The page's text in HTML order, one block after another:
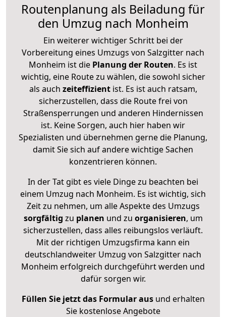
Routenplanung als Beiladung für
den Umzug nach Monheim
Ein weiterer wichtiger Schritt bei der
Vorbereitung eines Umzugs von Salzgitter nach
Monheim ist die Planung der Routen. Es ist
wichtig, eine Route zu wählen, die sowohl sicher
als auch zeiteffizientist. Es ist auch ratsam,
sicherzustellen, dass die Route frei von
Straßensperrungen und anderen Hindernissen
ist. Keine Sorgen, auch hier haben wir
Spezialisten und übernehmen gerne die Planung,
damit Sie sich auf andere wichtige Sachen
konzentrieren können.
In der Tat gibt es viele Dinge zu beachten bei
einem Umzug nach Monheim. Es ist wichtig, sich
Zeit zu nehmen, um alle Aspekte des Umzugs
sorgfältig zu planen und zu organisieren, um
sicherzustellen, dass alles reibungslos verläuft.
Mit der richtigen Umzugsfirma kann ein
deutschlandweiter Umzug von Salzgitter nach
Monheim erfolgreich durchgeführt werden und
dafür sorgen wir.
Füllen Sie jetzt das Formular ausund erhalten
Sie kostenlose Angebote